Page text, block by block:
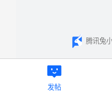
腾讯兔
发帖